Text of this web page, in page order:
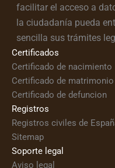
facilitar el acceso a
la ciudadanía pueda
sencilla sus trámites
Certificados
Certificado de nacimiento
Certificado de matrimonio
Certificado de defuncion
Registros
Registros civiles de
Sitemap
Soporte legal
Aviso legal